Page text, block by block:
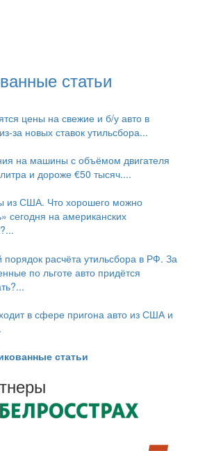
статьи
цены на свежие и б/у авто в
за новых ставок утильсбора...
на машины с объёмом двигателя
и дороже €50 тысяч....
из США. Что хорошего можно
сегодня на американских
расчёта утильсбора в РФ. За
по льготе авто придётся
в сфере пригона авто из США и
статьи